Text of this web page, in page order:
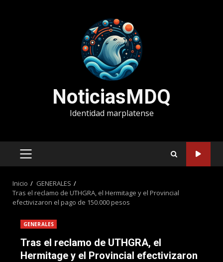
NoticiasMDQ
Identidad marplatense
MENÚ
Inicio
GENERALES
Tras el reclamo de UTHGRA, el Hermitage y el Provincial
efectivizaron el pago de 150.000 pesos
GENERALES
Tras el reclamo de UTHGRA, el
Hermitage y el Provincial efectivizaron